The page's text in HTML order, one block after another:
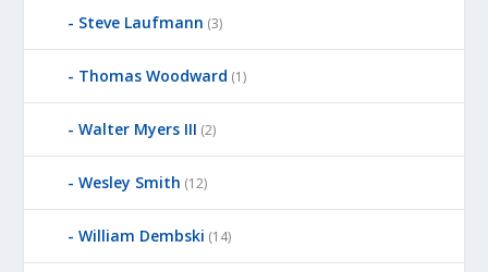
Steve Laufmann (3)
Thomas Woodward (1)
Walter Myers III (2)
Wesley Smith (12)
William Dembski (14)